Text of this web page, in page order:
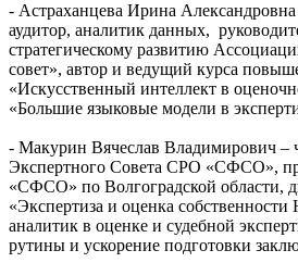
- Астраханцева Ирина
аудитор, аналитик данных,
стратегическому развитию
совет», автор и ведущий курса
«Искусственный интеллект в
«Большие языковые модели в
- Макурин Вячеслав Владимирович –
Экспертного Совета СРО «СФСО»,
«СФСО» по Волгоградской области,
«Экспертиза и оценка
аналитик в оценке и судебной
рутины и ускорение подготовки